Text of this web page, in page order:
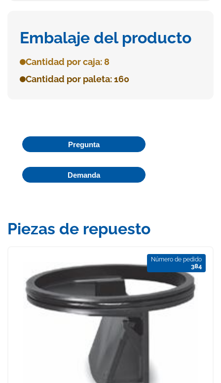
Embalaje del producto
Cantidad por caja: 8
Cantidad por paleta: 160
Pregunta
Demanda
Piezas de repuesto
Número de pedido
384